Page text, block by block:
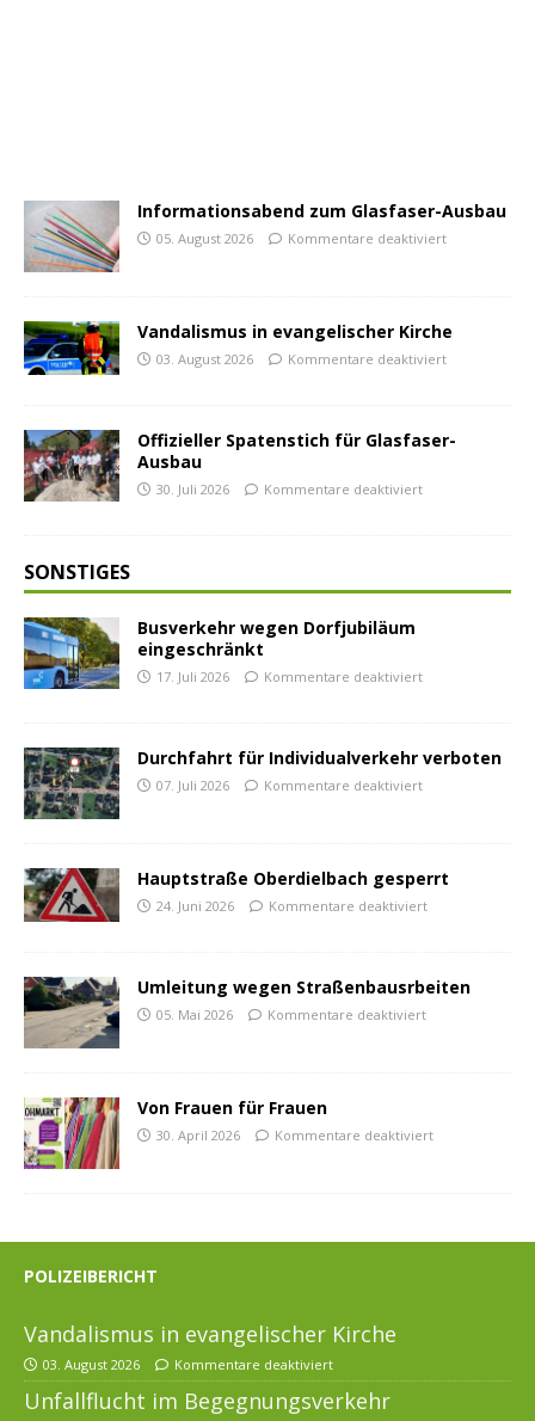
Informationsabend zum Glasfaser-Ausbau
05. August 2026 Kommentare deaktiviert
Vandalismus in evangelischer Kirche
03. August 2026 Kommentare deaktiviert
Offizieller Spatenstich für Glasfaser-
Ausbau
30. Juli 2026 Kommentare deaktiviert
SONSTIGES
Busverkehr wegen Dorfjubiläum
eingeschränkt
17. Juli 2026 Kommentare deaktiviert
Durchfahrt für Individualverkehr verboten
07. Juli 2026 Kommentare deaktiviert
Hauptstraße Oberdielbach gesperrt
24. Juni 2026 Kommentare deaktiviert
Umleitung wegen Straßenbausrbeiten
05. Mai 2026 Kommentare deaktiviert
Von Frauen für Frauen
30. April 2026 Kommentare deaktiviert
POLIZEIBERICHT
Vandalismus in evangelischer Kirche
03. August 2026 Kommentare deaktiviert
Unfallflucht im Begegnungsverkehr